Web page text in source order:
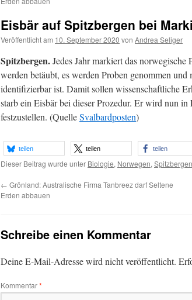
Eisbär auf Spitzbergen bei
Veröffentlicht am 10. September 2020 von Andrea Seliger
Spitzbergen.Jedes Jahr markiert das
werden betäubt, es werden Proben genommen
identifizierbar ist. Damit sollen wissenschaftliche
starb ein Eisbär bei dieser Prozedur. Er wird nun
festzustellen. (QuelleSvalbardposten)
teilen teilen teilen
Dieser Beitrag wurde unter Biologie, Norwegen, Spitzbergen
← Grönland: Australische Firma Tanbreez darf Seltene
Erden abbauen
Schreibe einen Kommentar
Deine E-Mail-Adresse wird nicht veröffentlicht.
Kommentar*